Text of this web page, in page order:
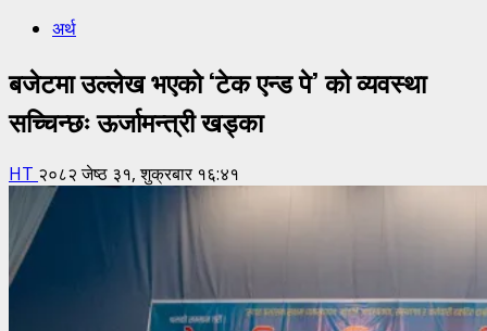
अर्थ
बजेटमा उल्लेख भएको ‘टेक एन्ड पे’ को व्यवस्था
सच्चिन्छः ऊर्जामन्त्री खड्का
HT २०८२ जेष्ठ ३१, शुक्रबार १६:४१